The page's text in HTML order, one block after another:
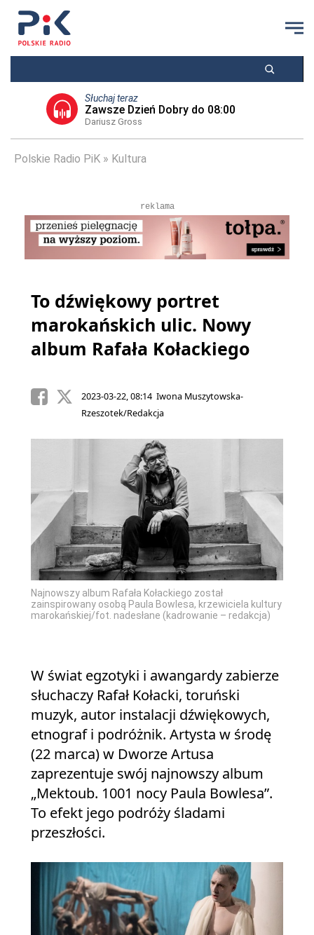
Słuchaj teraz
Zawsze Dzień Dobry do 08:00
Dariusz Gross
Polskie Radio PiK Kultura
reklama
To dźwiękowy portret
marokańskich ulic. Nowy
album Rafała Kołackiego
2023-03-22, 08:14 Iwona Muszytowska-
Rzeszotek/Redakcja
Najnowszy album Rafała Kołackiego został
zainspirowany osobą Paula Bowlesa, krzewiciela kultury
marokańskiej/fot. nadesłane (kadrowanie – redakcja)
W świat egzotyki i awangardy zabierze
słuchaczy Rafał Kołacki, toruński
muzyk, autor instalacji dźwiękowych,
etnograf i podróżnik. Artysta w środę
(22 marca) w Dworze Artusa
zaprezentuje swój najnowszy album
„Mektoub. 1001 nocy Paula Bowlesa”.
To efekt jego podróży śladami
przeszłości.